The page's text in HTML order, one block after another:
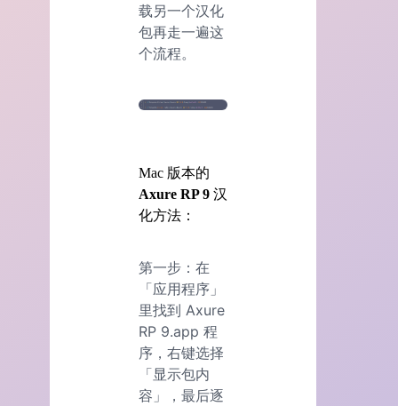
载另一个汉化
包再走一遍这
个流程。
Mac 版本的
Axure RP 9 汉
化方法：
第一步：在
「应用程序」
里找到 Axure
RP 9.app 程
序，右键选择
「显示包内
容」，最后逐